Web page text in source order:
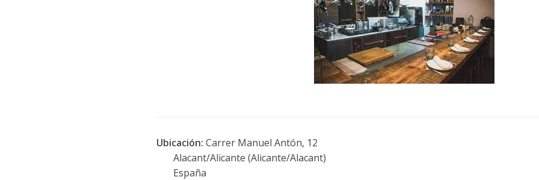
Ubicación: Carrer Manuel Antón, 12
Alacant/Alicante (Alicante/Alacant)
España